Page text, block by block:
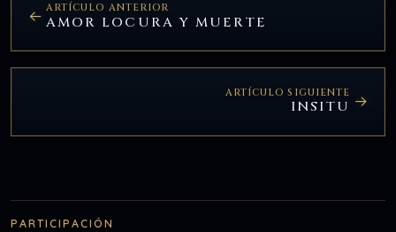
ARTÍCULO ANTERIOR
AMOR LOCURA Y MUERTE
ARTÍCULO SIGUIENTE
INSITU
PARTICIPACIÓN